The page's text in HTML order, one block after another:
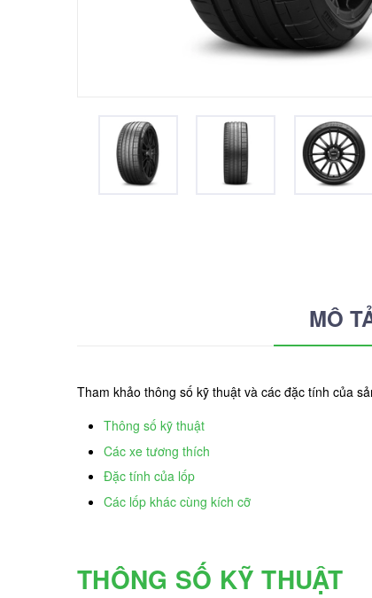
MÔ
Tham khảo thông số kỹ thuật và các đặc tính của
Thông số kỹ thuật
Các xe tương thích
Đặc tính của lốp
Các lốp khác cùng kích cỡ
THÔNG SỐ KỸ THUẬT